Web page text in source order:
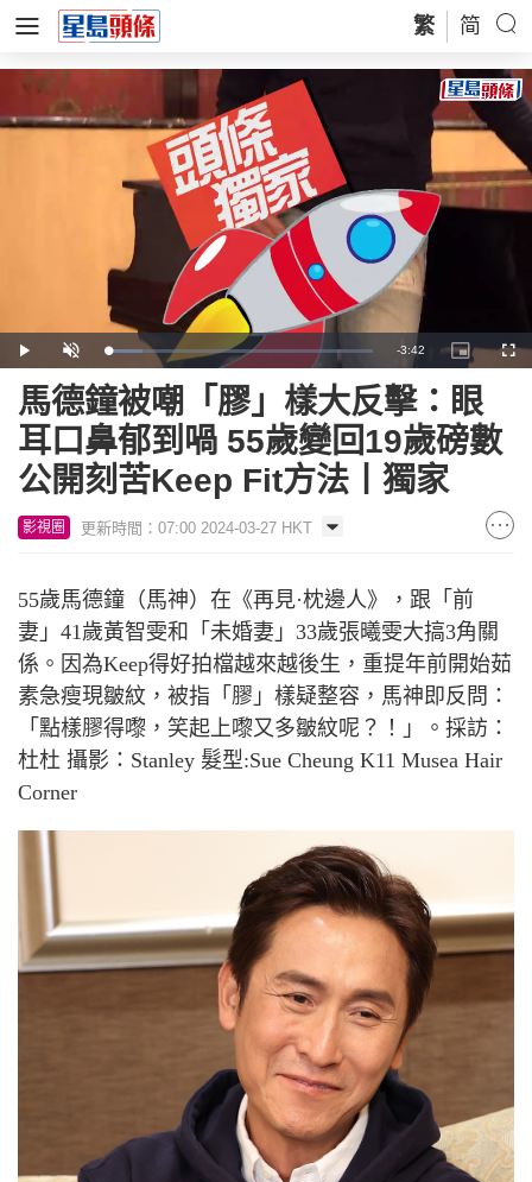
繁 简
Play Unmute Loaded:
13.49%
Remaining
Time
-3:42
Picture-
in-
馬德鐘被嘲「膠」樣大反擊：眼
耳口鼻郁到喎 55歲變回19歲磅數
公開刻苦Keep Fit方法丨獨家
影視圈 更新時間：07:00 2024-03-27 HKT
55歲馬德鐘（馬神）在《再見·枕邊人》，跟「前
妻」 41歲黃智雯和「未婚妻」 33歲張曦雯大搞3角關
係。因為Keep得好拍檔越來越後生，重提年前開始茹
素急瘦現皺紋，被指「膠」樣疑整容，馬神即反問：
「點樣膠得嚟，笑起上嚟又多皺紋呢？！」。採訪：
杜杜 攝影： Stanley 髮型:Sue Cheung K11 Musea Hair
Corner